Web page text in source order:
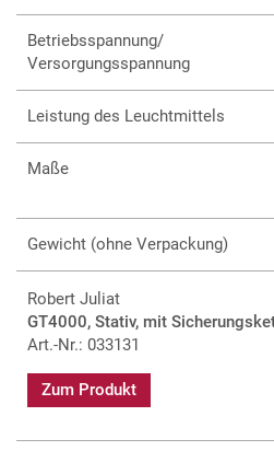
Betriebsspannung/
Versorgungsspannung
Leistung des Leuchtmittels
Maße
Gewicht (ohne Verpackung)
Robert Juliat
GT4000, Stativ, mit
Art.-Nr.: 033131
Zum Produkt